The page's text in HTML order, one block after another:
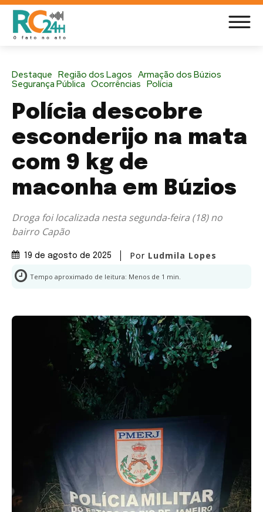
Destaque Região dos Lagos Armação dos Búzios
Segurança Pública Ocorrências Polícia
Polícia descobre
esconderijo na mata
com 9 kg de
maconha em Búzios
Droga foi localizada nesta segunda-feira (18) no
bairro Capão
19 de agosto de 2025 Por Ludmila Lopes
Tempo aproximado de leitura: Menos de 1 min.